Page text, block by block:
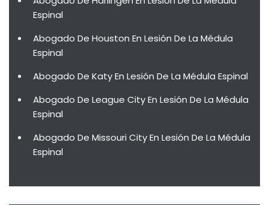
Espinal
Abogado De Houston En Lesión De La Médula
Espinal
Abogado De Katy En Lesión De La Médula Espinal
Abogado De League City En Lesión De La Médula
Espinal
Abogado De Missouri City En Lesión De La Médula
Espinal